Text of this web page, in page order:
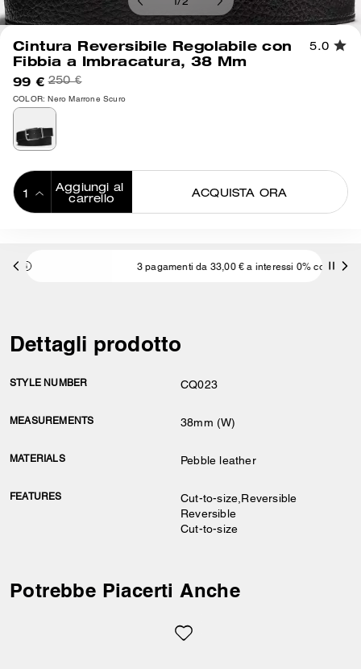
/2
Cintura Reversibile Regolabile con
Fibbia a Imbracatura, 38 Mm
5.0
99 € 250 €
COLOR: Nero Marrone Scuro
Aggiungi al
carrello
ACQUISTA ORA
3 pagamenti da 33,00 € a interessi 0% con
Dettagli prodotto
STYLE NUMBER CQ023
MEASUREMENTS 38mm (W)
MATERIALS Pebble leather
FEATURES
Cut-to-size,Reversible
Reversible
Cut-to-size
Potrebbe Piacerti Anche